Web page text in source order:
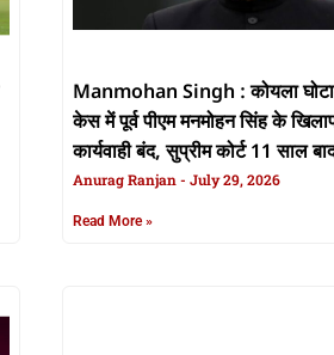
Manmohan Singh : कोयला
केस में पूर्व पीएम मनमोहन सिंह के
कार्यवाही बंद, सुप्रीम कोर्ट 11 साल
सुनवलस फैसला
Anurag Ranjan July 29, 2026
Read More »